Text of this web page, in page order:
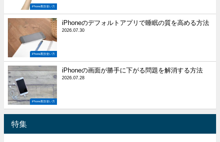
iPhone裏技使い方
iPhone裏技使い方
iPhoneのデフォルトアプリで睡眠の質を高める方法
2026.07.30
iPhone裏技使い方
iPhoneの画面が勝手に下がる問題を解消する方法
2026.07.28
特集